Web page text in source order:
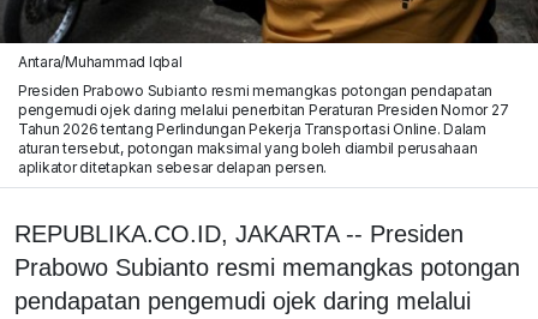
Antara/Muhammad Iqbal
Presiden Prabowo Subianto resmi memangkas potongan pendapatan
pengemudi ojek daring melalui penerbitan Peraturan Presiden Nomor 27
Tahun 2026 tentang Perlindungan Pekerja Transportasi Online. Dalam
aturan tersebut, potongan maksimal yang boleh diambil perusahaan
aplikator ditetapkan sebesar delapan persen.
REPUBLIKA.CO.ID, JAKARTA -- Presiden
Prabowo Subianto resmi memangkas potongan
pendapatan pengemudi ojek daring melalui